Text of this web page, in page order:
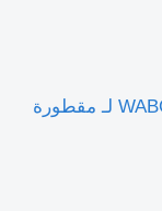
صمام التحكم في الفرامل WABCO 4630320200 لـ مقطورة